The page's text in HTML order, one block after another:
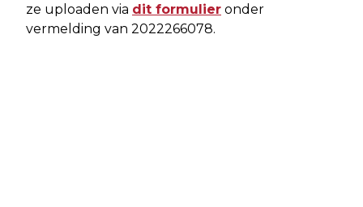
ze uploaden via dit formulier onder
vermelding van 2022266078.